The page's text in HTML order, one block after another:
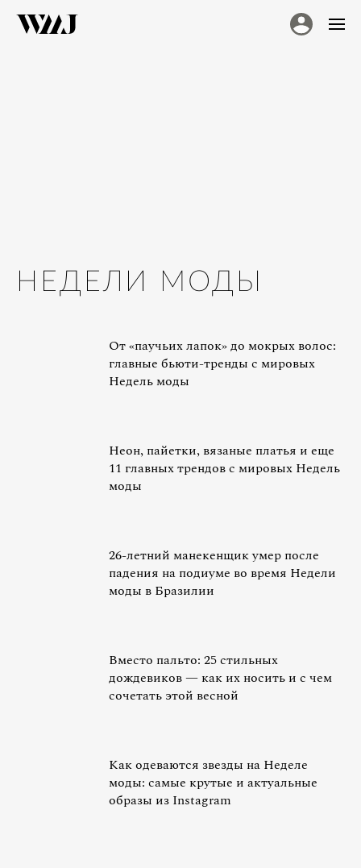
НЕДЕЛИ МОДЫ
От «паучьих лапок» до мокрых волос:
главные бьюти-тренды с мировых
Недель моды
Неон, пайетки, вязаные платья и еще
11 главных трендов с мировых Недель
моды
26-летний манекенщик умер после
падения на подиуме во время Недели
моды в Бразилии
Вместо пальто: 25 стильных
дождевиков — как их носить и с чем
сочетать этой весной
Как одеваются звезды на Неделе
моды: самые крутые и актуальные
образы из Instagram